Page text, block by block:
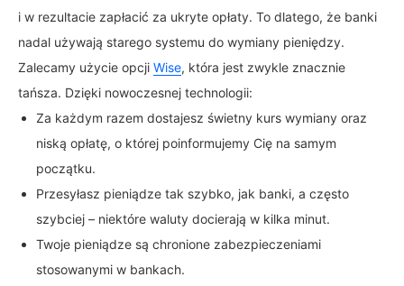
i w rezultacie zapłacić za ukryte opłaty. To dlatego, że banki
nadal używają starego systemu do wymiany pieniędzy.
Zalecamy użycie opcji Wise, która jest zwykle znacznie
tańsza. Dzięki nowoczesnej technologii:
Za każdym razem dostajesz świetny kurs wymiany oraz
niską opłatę, o której poinformujemy Cię na samym
początku.
Przesyłasz pieniądze tak szybko, jak banki, a często
szybciej – niektóre waluty docierają w kilka minut.
Twoje pieniądze są chronione zabezpieczeniami
stosowanymi w bankach.